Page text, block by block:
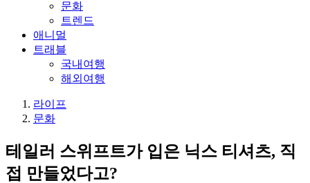
문화
트렌드
애니멀
트래블
국내여행
해외여행
라이프
문화
테일러 스위프트가 입은 닉스 티셔츠, 직
접 만들었다고?